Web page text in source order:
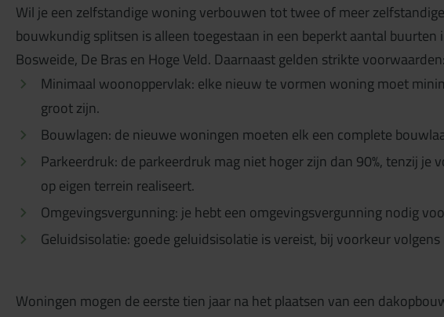
Wil je een zelfstandige woning verbouwen tot twee of meer
bouwkundig splitsen is alleen toegestaan in een beperkt aantal buurten
Bosweide, De Bras en Hoge Veld. Daarnaast gelden strikte voorwaarden:
Minimaal woonoppervlak: elke nieuw te vormen woning moet
groot zijn.
Bouwlagen: de nieuwe woningen moeten elk een complete
Parkeerdruk: de parkeerdruk mag niet hoger zijn dan 90%, tenzij je
op eigen terrein realiseert.
Omgevingsvergunning: je hebt een omgevingsvergunning nodig
Geluidsisolatie: goede geluidsisolatie is vereist, bij voorkeur
Woningen mogen de eerste tien jaar na het plaatsen van een